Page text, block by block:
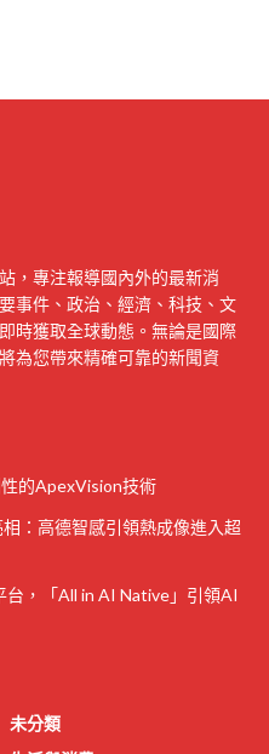
，專注報導國內外的最新消
事件、政治、經濟、科技、文
時獲取全球動態。無論是國際
為您帶來精確可靠的新聞資
的ApexVision技術
：高德智感引領熱成像進入超
，「All in AI Native」引領AI
未分類